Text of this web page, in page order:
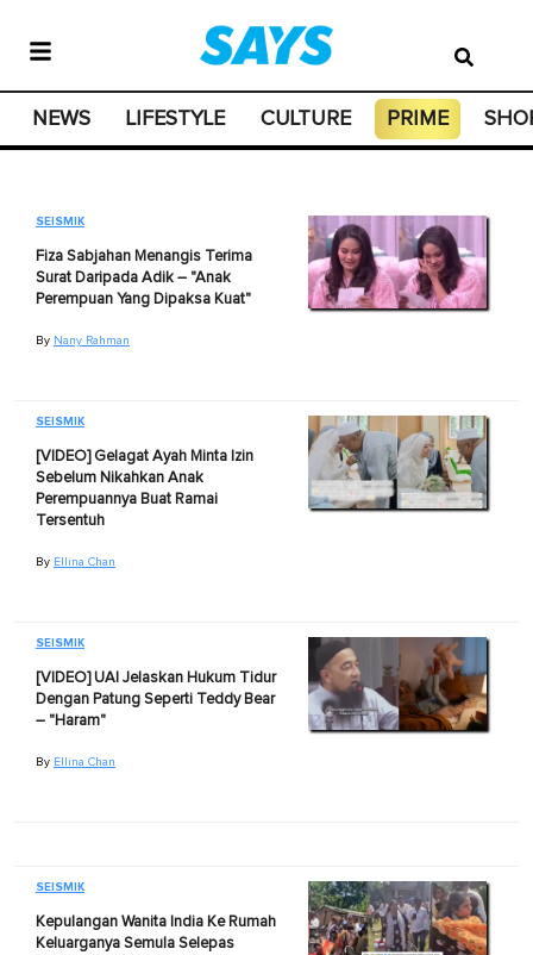
NEWS LIFESTYLE CULTURE PRIME
SEISMIK
Fiza Sabjahan Menangis Terima
Surat Daripada Adik – "Anak
Perempuan Yang Dipaksa Kuat"
By Nany Rahman
SEISMIK
[VIDEO] Gelagat Ayah Minta Izin
Sebelum Nikahkan Anak
Perempuannya Buat Ramai
Tersentuh
By Ellina Chan
SEISMIK
[VIDEO] UAI Jelaskan Hukum Tidur
Dengan Patung Seperti Teddy Bear
– "Haram"
By Ellina Chan
SEISMIK
Kepulangan Wanita India Ke Rumah
Keluarganya Semula Selepas